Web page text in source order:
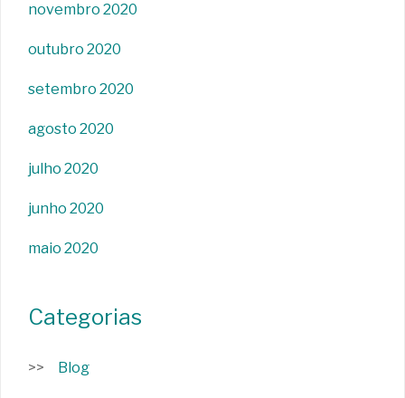
novembro 2020
outubro 2020
setembro 2020
agosto 2020
julho 2020
junho 2020
maio 2020
Categorias
Blog